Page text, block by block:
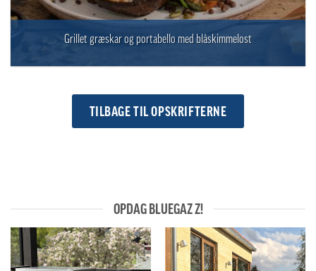
Grillet græskar og portabello med blåskimmelost
TILBAGE TIL OPSKRIFTERNE
OPDAG BLUEGAZ Z!